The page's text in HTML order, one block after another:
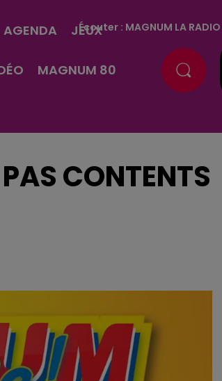
AGENDA JEUX
MAGNUM 80
Écouter : MAGNUM LA
CONTENTS